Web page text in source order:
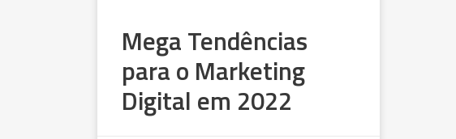
Mega Tendências
para o Marketing
Digital em 2022